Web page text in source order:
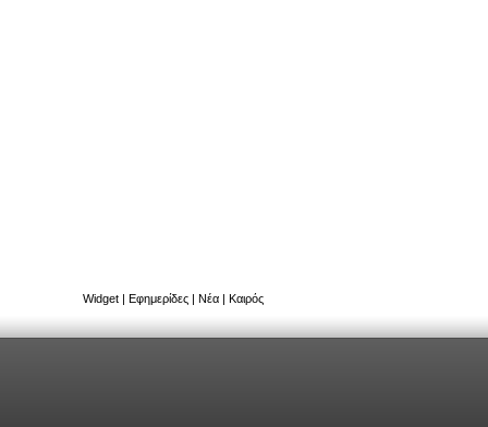
Widget| Εφημερίδες| Νέα | Καιρός